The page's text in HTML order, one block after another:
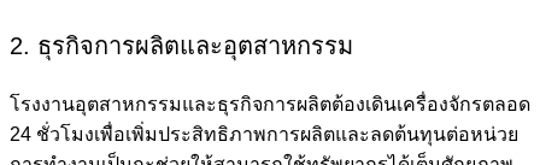
2. ธุรกิจการผลิตและอุตสาหกรรม
โรงงานอุตสาหกรรมและธุรกิจการผลิตต้องเดินเครื่องจักรตลอด
24 ชั่วโมงเพื่อเพิ่มประสิทธิภาพการผลิตและลดต้นทุนต่อหน่วย